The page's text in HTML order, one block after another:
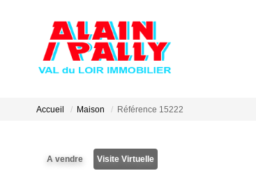
Accueil Maison Référence 15222
A vendre Visite Virtuelle